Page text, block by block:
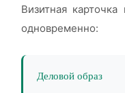
Визитная
одновременно:
Деловой образ